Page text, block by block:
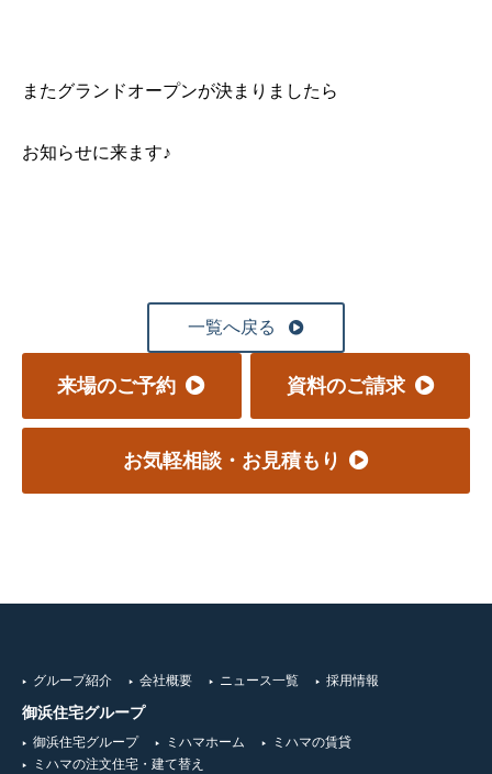
またグランドオープンが決まりましたら
お知らせに来ます♪
一覧へ戻る
来場のご予約
お気軽相談・お見積もり
資料のご請求
グループ紹介 会社概要 ニュース一覧 採用情報
御浜住宅グループ
御浜住宅グループ ミハマホーム
ミハマの賃貸
ミハマの注文住宅・建て替え